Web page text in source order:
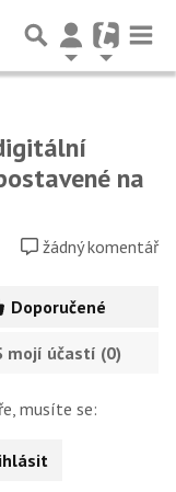
na
žádný komentář
Doporučené
mojí účastí (0)
musíte se: